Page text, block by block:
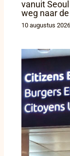
vanuit
weg naar de
10 augustus 2026